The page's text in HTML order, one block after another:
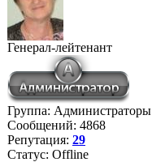
Генерал-лейтенант
Группа: Администраторы
Сообщений: 4868
Репутация: 29
Статус: Offline